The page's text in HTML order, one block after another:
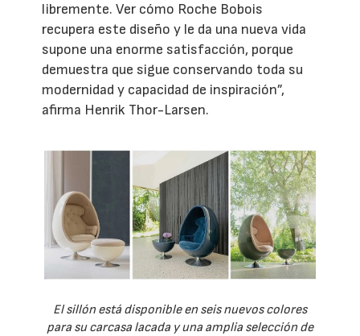
libremente. Ver cómo Roche Bobois
recupera este diseño y le da una nueva vida
supone una enorme satisfacción, porque
demuestra que sigue conservando toda su
modernidad y capacidad de inspiración”,
afirma Henrik Thor-Larsen.
El sillón está disponible en seis nuevos colores
para su carcasa lacada y una amplia selección de